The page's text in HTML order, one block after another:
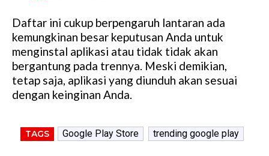
Daftar ini cukup berpengaruh lantaran ada
kemungkinan besar keputusan Anda untuk
menginstal aplikasi atau tidak tidak akan
bergantung pada trennya. Meski demikian,
tetap saja, aplikasi yang diunduh akan sesuai
dengan keinginan Anda.
TAGS Google Play Store trending google play